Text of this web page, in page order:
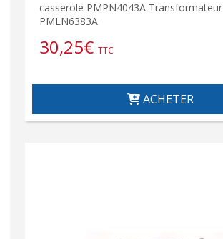
casserole PMPN4043A Transformateur
PMLN6383A
30,25€ TTC
ACHETER